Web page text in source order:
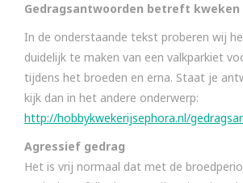
Gedragsantwoorden betreft kweken
In de onderstaande tekst proberen wij
duidelijk te maken van een valkparkiet
tijdens het broeden en erna. Staat je
kijk dan in het andere onderwerp:
http://hobbykwekerijsephora.nl/
Agressief gedrag
Het is vrij normaal dat met de